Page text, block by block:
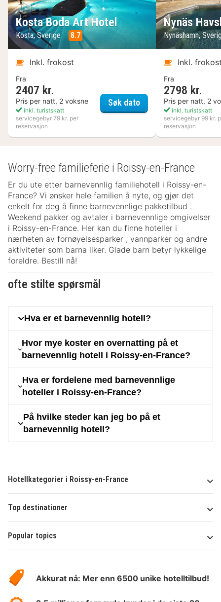
Kosta Boda Art Hotel
Kosta, Sverige 8.7
Inkl. frokost
Fra
2407 kr.
Pris per natt, 2 voksne
inkl. turistskatt
servicegebyr 79 kr. per
reservasjon
Søk datoKosta Boda Art Hotel
Nynäs
Nynäshamn,
Inkl.
Fra
2798 kr.
Pris per natt, 2
inkl. turistskatt
servicegebyr 99 kr.
reservasjon
Worry-free familieferie i Roissy-en-France
Er du ute etter barnevennlig familiehotell i Roissy-en-
France? Vi ønsker hele familien å nyte, og gjør det
enkelt for deg å finne barnevennlige pakketilbud .
Weekend pakker og avtaler i barnevennlige omgivelser
i Roissy-en-France. Her kan du finne hoteller i
nærheten av fornøyelsesparker , vannparker og andre
aktiviteter som barna liker. Glade barn betyr lykkelige
foreldre. Bestill nå!
ofte stilte spørsmål
Hva er et barnevennlig hotell?
Hvor mye koster en overnatting på et
barnevennlig hotell i Roissy-en-France?
Hva er fordelene med barnevennlige
hoteller i Roissy-en-France?
På hvilke steder kan jeg bo på et
barnevennlig hotell?
Hotellkategorier i Roissy-en-France
Top destinationer
Popular topics
Hotelspecials
Akkurat nå: Mer enn 6500 unike hotelltilbud!